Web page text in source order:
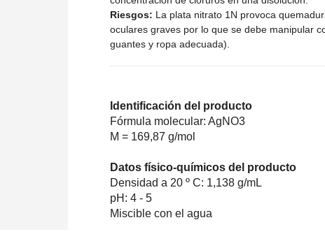
Riesgos: La plata nitrato 1N provoca
oculares graves por lo que se debe manipular
guantes y ropa adecuada).
Identificación del producto
Fórmula molecular: AgNO3
M = 169,87 g/mol
Datos físico-químicos del producto
Densidad a 20 º C: 1,138 g/mL
pH: 4 - 5
Miscible con el agua